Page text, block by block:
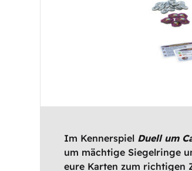
Im Kennerspiel Duell um
um mächtige Siegelringe
eure Karten zum richtigen